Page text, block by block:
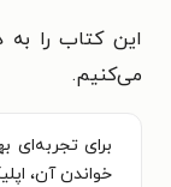
این کتاب را به
می‌کنیم.
برای تجربه‌ای
خواندن آن،